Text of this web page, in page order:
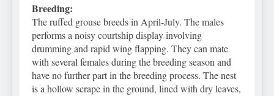
Breeding:
The ruffed grouse breeds in April-July. The males
performs a noisy courtship display involving
drumming and rapid wing flapping. They can mate
with several females during the breeding season and
have no further part in the breeding process. The nest
is a hollow scrape in the ground, lined with dry leaves,